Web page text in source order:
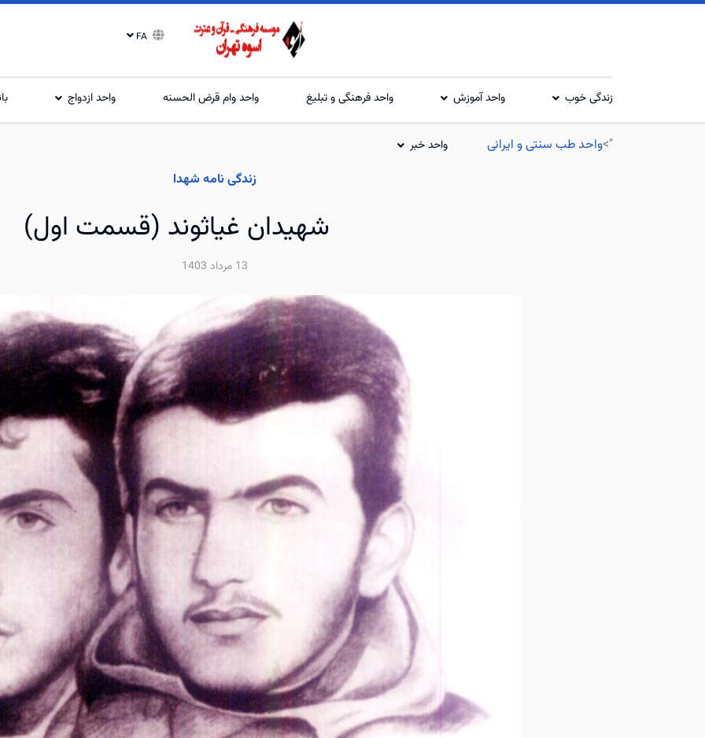
زندگی خوب واحد آموزش واحد فرهنگی و تبلیغ واحد وام قرض الحسنه واحد ازدواج
">واحد طب سنتی و ایرانی واحد خبر
زندگی نامه شهدا
شهیدان غیاثوند (قسمت اول)
13 مرداد 1403